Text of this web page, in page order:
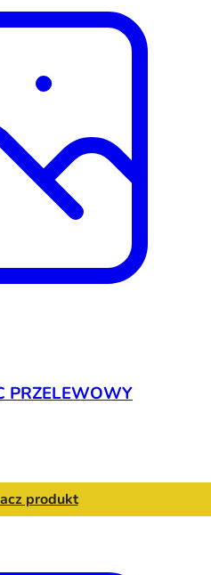
PRZELEWOWY
produkt